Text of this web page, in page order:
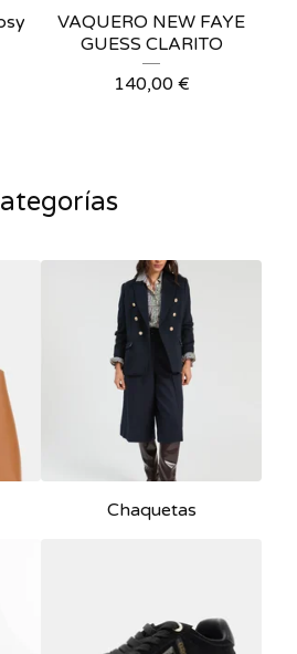
VAQUERO NEW FAYE
GUESS CLARITO
140,00 €
Chaquetas